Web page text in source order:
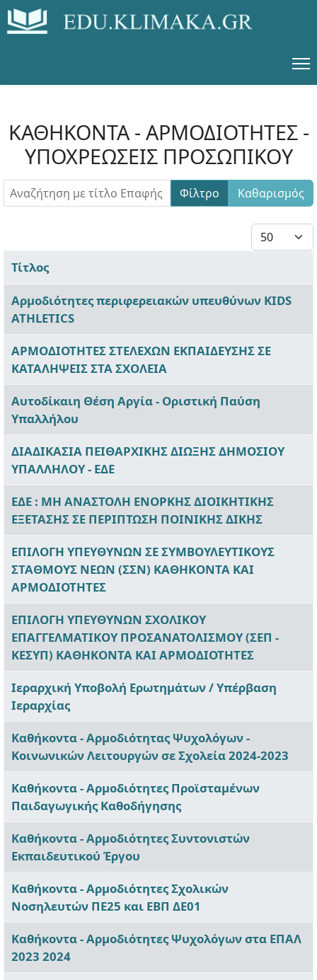
ΚΑΘΗΚΟΝΤΑ - ΑΡΜΟΔΙΟΤΗΤΕΣ -
ΥΠΟΧΡΕΩΣΕΙΣ ΠΡΟΣΩΠΙΚΟΥ
Αναζήτηση με τίτλο Επαφής Φίλτρο Καθαρισμός
Εμφάνιση #
Τίτλος
Αρμοδιότητες περιφερειακών υπευθύνων KIDS
ATHLETICS
ΑΡΜΟΔΙΟΤΗΤΕΣ ΣΤΕΛΕΧΩΝ ΕΚΠΑΙΔΕΥΣΗΣ ΣΕ
ΚΑΤΑΛΗΨΕΙΣ ΣΤΑ ΣΧΟΛΕΙΑ
Αυτοδίκαιη Θέση Αργία - Οριστική Παύση
Υπαλλήλου
ΔΙΑΔΙΚΑΣΙΑ ΠΕΙΘΑΡΧΙΚΗΣ ΔΙΩΞΗΣ ΔΗΜΟΣΙΟΥ
ΥΠΑΛΛΗΛΟΥ - ΕΔΕ
ΕΔΕ : ΜΗ ΑΝΑΣΤΟΛΗ ΕΝΟΡΚΗΣ ΔΙΟΙΚΗΤΙΚΗΣ
ΕΞΕΤΑΣΗΣ ΣΕ ΠΕΡΙΠΤΩΣΗ ΠΟΙΝΙΚΗΣ ΔΙΚΗΣ
ΕΠΙΛΟΓΗ ΥΠΕΥΘΥΝΩΝ ΣΕ ΣΥΜΒΟΥΛΕΥΤΙΚΟΥΣ
ΣΤΑΘΜΟΥΣ ΝΕΩΝ (ΣΣΝ) ΚΑΘΗΚΟΝΤΑ ΚΑΙ
ΑΡΜΟΔΙΟΤΗΤΕΣ
ΕΠΙΛΟΓΗ ΥΠΕΥΘΥΝΩΝ ΣΧΟΛΙΚΟΥ
ΕΠΑΓΓΕΛΜΑΤΙΚΟΥ ΠΡΟΣΑΝΑΤΟΛΙΣΜΟΥ (ΣΕΠ -
ΚΕΣΥΠ) ΚΑΘΗΚΟΝΤΑ ΚΑΙ ΑΡΜΟΔΙΟΤΗΤΕΣ
Ιεραρχική Υποβολή Ερωτημάτων / Υπέρβαση
Ιεραρχίας
Καθήκοντα - Αρμοδιότητας Ψυχολόγων -
Κοινωνικών Λειτουργών σε Σχολεία 2024-2023
Καθήκοντα - Αρμοδιότητες Προϊσταμένων
Παιδαγωγικής Καθοδήγησης
Καθήκοντα - Αρμοδιότητες Συντονιστών
Εκπαιδευτικού Έργου
Καθήκοντα - Αρμοδιότητες Σχολικών
Νοσηλευτών ΠΕ25 και ΕΒΠ ΔΕ01
Καθήκοντα - Αρμοδιότητες Ψυχολόγων στα ΕΠΑΛ
2023 2024